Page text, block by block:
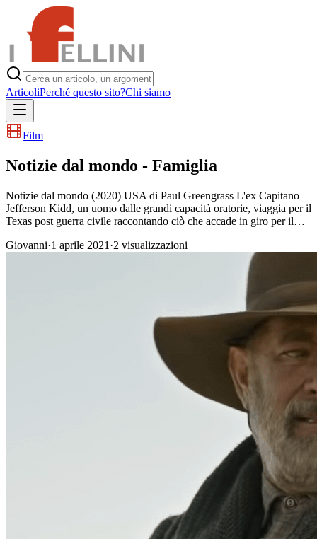
ArticoliPerché questo sito?Chi siamo
Film
Notizie dal mondo - Famiglia
Notizie dal mondo (2020) USA di Paul Greengrass L'ex Capitano
Jefferson Kidd, un uomo dalle grandi capacità oratorie, viaggia per il
Texas post guerra civile raccontando ciò che accade in giro per il…
Giovanni·1 aprile 2021 ·2 visualizzazioni